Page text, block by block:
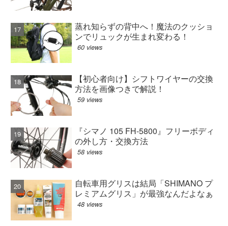
蒸れ知らずの背中へ！魔法のクッショ
ンでリュックが生まれ変わる！
60 views
【初心者向け】シフトワイヤーの交換
方法を画像つきで解説！
59 views
『シマノ 105 FH-5800』フリーボディ
の外し方・交換方法
58 views
自転車用グリスは結局「SHIMANO プ
レミアムグリス」が最強なんだよなぁ
48 views